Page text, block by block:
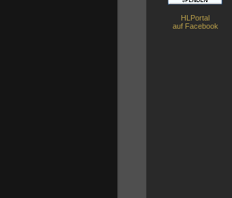
HLPortal
auf Facebook